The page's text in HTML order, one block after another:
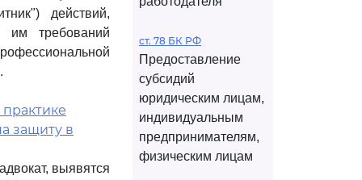
действий,
им требований
защиту в
выявятся
ст. 78 БК РФ
Предоставление
субсидий
юридическим лицам,
индивидуальным
предпринимателям,
физическим лицам